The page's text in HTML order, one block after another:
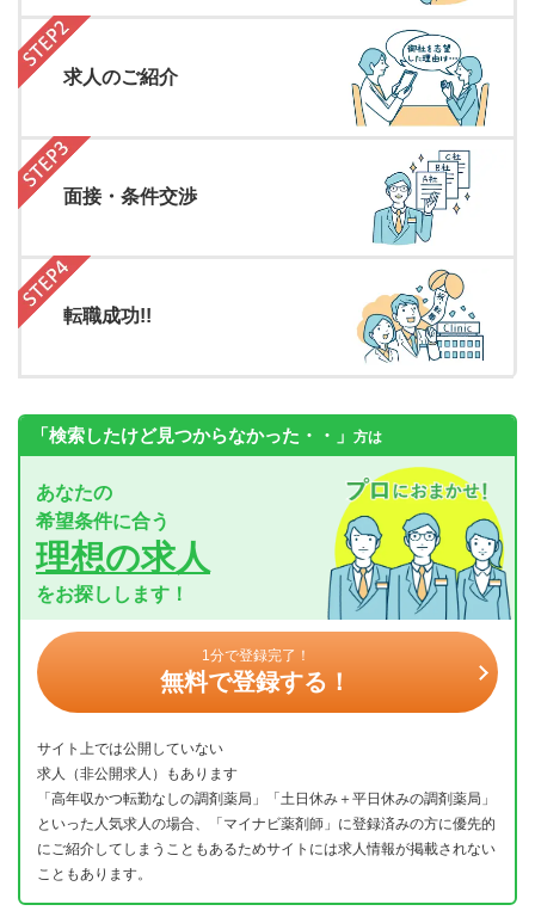
求人のご紹介
面接・条件交渉
転職成功!!
「検索したけど見つからなかった・・」 方は
あなたの
希望条件に合う
理想の求人
をお探しします！
1分で登録完了！
無料で登録する！
サイト上では公開していない
求人（非公開求人）もあります
「高年収かつ転勤なしの調剤薬局」「土日休み＋平日休みの調剤薬局」
といった人気求人の場合、「マイナビ薬剤師」に登録済みの方に優先的
にご紹介してしまうこともあるためサイトには求人情報が掲載されない
こともあります。